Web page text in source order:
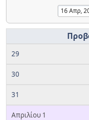
29
30
31
Απριλίου 1